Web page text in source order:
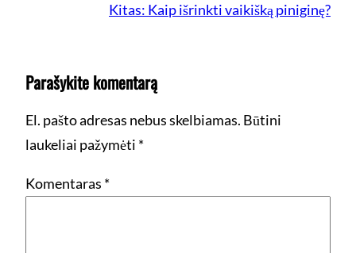
Kitas: Kaip išrinkti vaikišką piniginę?
Parašykite komentarą
El. pašto adresas nebus skelbiamas. Būtini
laukeliai pažymėti *
Komentaras *